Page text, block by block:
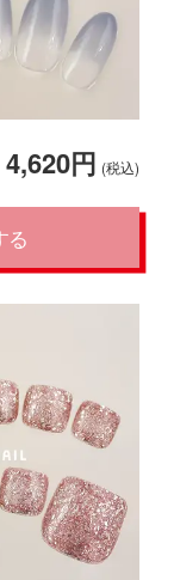
4,620円 (税込)
る